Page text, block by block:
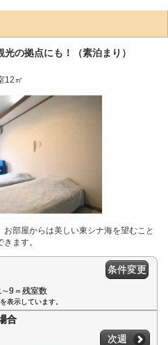
の拠点にも！（素泊まり）
12㎡
部屋からは美しい東シナ海を望むこと
きます。
＝残室数
条件変更
表示しています。
合
次週